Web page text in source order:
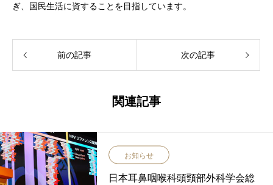
ぎ、国民生活に資することを目指しています。
前の記事 次の記事
関連記事
お知らせ
日本耳鼻咽喉科頭頸部外科学会総